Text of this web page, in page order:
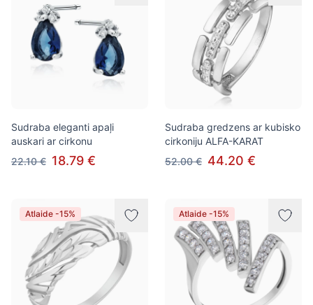
Sudraba eleganti apaļi
auskari ar cirkonu
22.10 € 18.79 €
Sudraba gredzens ar kubisko
cirkoniju ALFA-KARAT
52.00 € 44.20 €
Atlaide -15% Atlaide -15%